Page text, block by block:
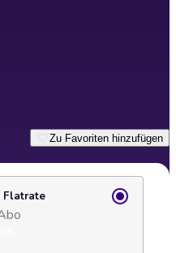
Zu Favoriten hinzufügen
Flatrate